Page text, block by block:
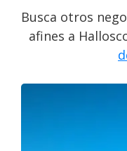
Busca otros
afines a